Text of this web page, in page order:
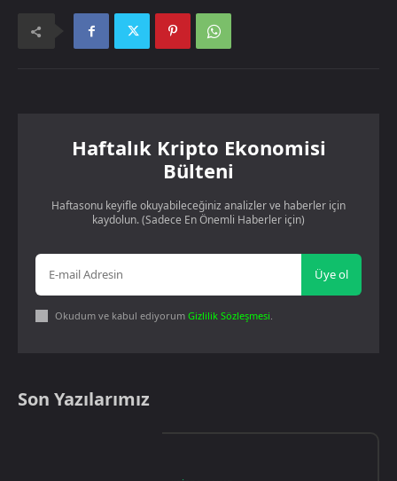
Haftalık Kripto Ekonomisi
Bülteni
Haftasonu keyifle okuyabileceğiniz analizler ve haberler için
kaydolun. (Sadece En Önemli Haberler için)
Üye ol
Okudum ve kabul ediyorum Gizlilik Sözleşmesi.
Son Yazılarımız